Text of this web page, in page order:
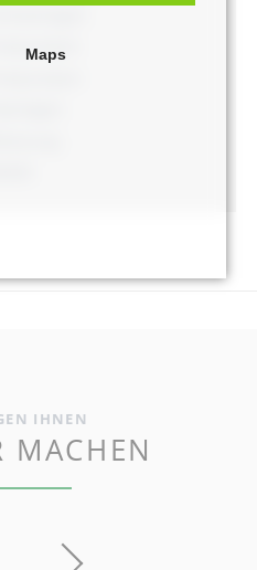
IHNEN
MACHEN
Maps